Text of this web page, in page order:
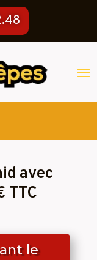
avec
TTC
le